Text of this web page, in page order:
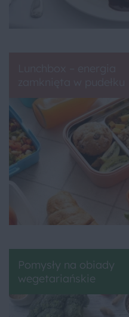
Pomysły na obiady
wegetariańskie